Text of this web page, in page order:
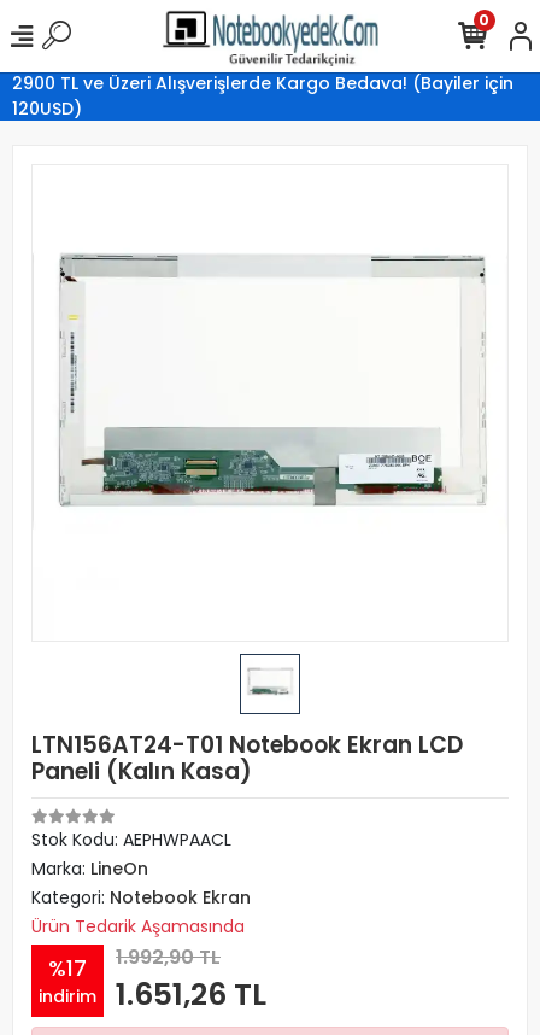
2900 TL ve Üzeri Alışverişlerde Kargo Bedava! (Bayiler için
120USD)
0
LTN156AT24-T01 Notebook Ekran LCD
Paneli (Kalın Kasa)
Stok Kodu: AEPHWPAACL
Marka: LineOn
Kategori: Notebook Ekran
Ürün Tedarik Aşamasında
%17
indirim
1.992,90 TL
1.651,26 TL